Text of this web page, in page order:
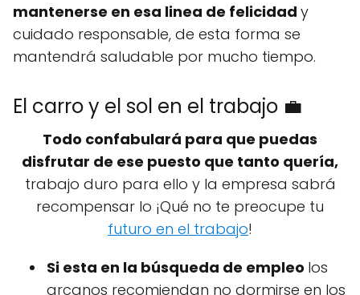
mantenerse en esa linea de felicidad y
cuidado responsable, de esta forma se
mantendrá saludable por mucho tiempo.
El carro y el sol en el trabajo 💼
Todo confabulará para que puedas
disfrutar de ese puesto que tanto quería,
trabajo duro para ello y la empresa sabrá
recompensar lo ¡Qué no te preocupe tu
futuro en el trabajo!
Si esta en la búsqueda de empleo los
arcanos recomiendan no dormirse en los